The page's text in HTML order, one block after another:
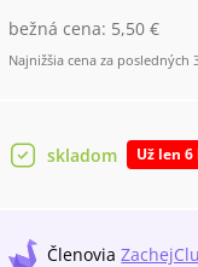
bežná cena: 5,50 €
Najnižšia cena za posledných
skladom Už len 6
Členovia